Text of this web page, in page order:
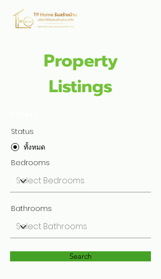
Property
Listings
Status
ทั้งหมด
Bedrooms
Bathrooms
Search